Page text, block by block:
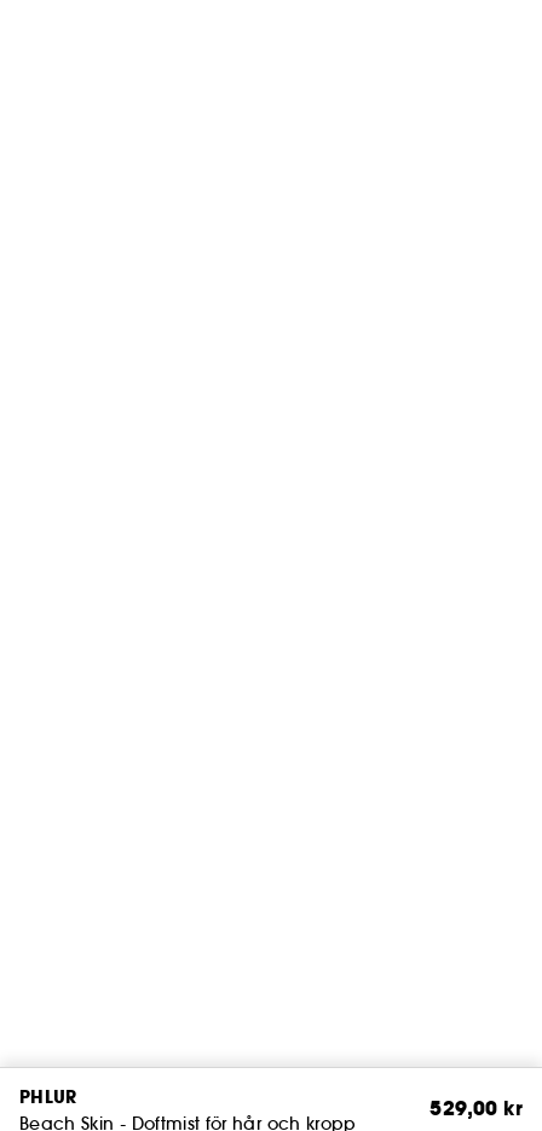
PHLUR
Beach Skin - Doftmist för hår och kropp
529,00 kr